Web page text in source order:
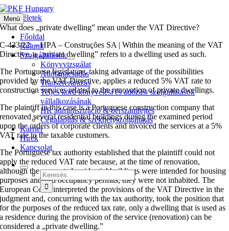
Kihagyás
Menü
Főoldal
Rólunk
Szolgáltatások
Könyvvizsgálat
Adótanácsadás
Transzferárazás
Teljes körű könyvelési és adózási szolgáltatások
vállalkozásának
HR adminisztráció & bérszámfejtés
Cégalapítás & székhelyszolgáltatás
Karrier
Hírek
Kapcsolat
Keresés...
EUB Ítéletek
What does „private dwelling” mean under the VAT Directive?
C‑433/22. – HPA – Construções SA | Within the meaning of the VAT
Directive, a „private dwelling” refers to a dwelling used as such.
The Portuguese legislature, taking advantage of the possibilities
provided by the VAT Directive, applies a reduced 5% VAT rate to
construction services related to the renovation of private dwellings.
The plaintiff in this case is a Portuguese construction company that
renovated several residential buildings during the examined period
upon the orders of corporate clients and invoiced the services at a 5%
VAT rate to the taxable customers.
The Portuguese tax authority established that the plaintiff could not
apply the reduced VAT rate because, at the time of renovation,
although the renovated residential buildings were intended for housing
purposes and had occupancy permits, they were not inhabited. The
European Court interpreted the provisions of the VAT Directive in the
judgment and, concurring with the tax authority, took the position that
for the purposes of the reduced tax rate, only a dwelling that is used as
a residence during the provision of the service (renovation) can be
considered a „private dwelling.”